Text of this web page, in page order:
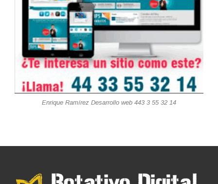
Enrique Ramírez Desarrollo web 443 3 55 32 14